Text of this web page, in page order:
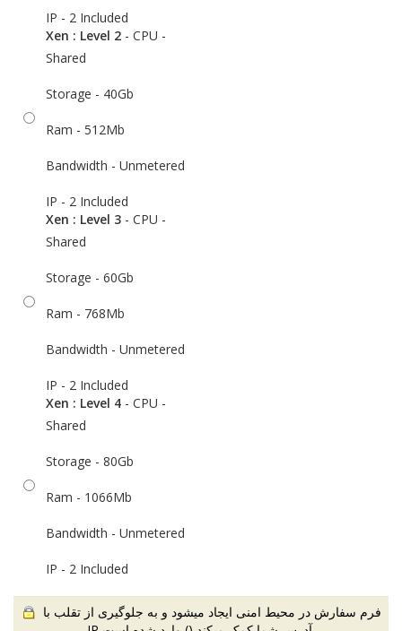
IP - 2 Included
Xen : Level 2- CPU -
Shared
Storage - 40Gb
Ram - 512Mb
Bandwidth - Unmetered
IP - 2 Included
Xen : Level 3- CPU -
Shared
Storage - 60Gb
Ram - 768Mb
Bandwidth - Unmetered
IP - 2 Included
Xen : Level 4- CPU -
Shared
Storage - 80Gb
Ram - 1066Mb
Bandwidth - Unmetered
IP - 2 Included